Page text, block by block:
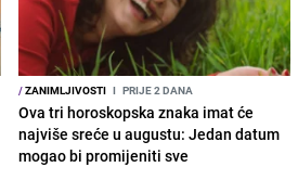
/ZANIMLJIVOSTI I PRIJE 2 DANA
Ova tri horoskopska znaka imat će
najviše sreće u augustu: Jedan datum
mogao bi promijeniti sve